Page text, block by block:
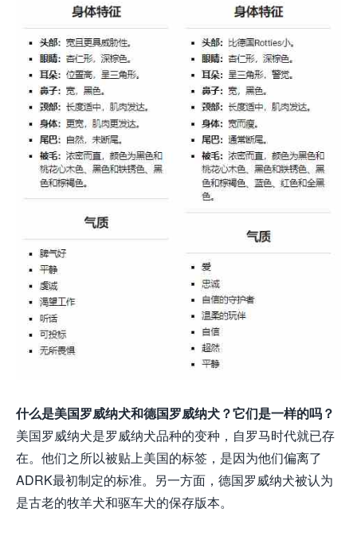
什么是美国罗威纳犬和德国罗威纳犬？它们是一样的吗？
美国罗威纳犬是罗威纳犬品种的变种，自罗马时代就已存
在。他们之所以被贴上美国的标签，是因为他们偏离了
ADRK最初制定的标准。另一方面，德国罗威纳犬被认为
是古老的牧羊犬和驱车犬的保存版本。